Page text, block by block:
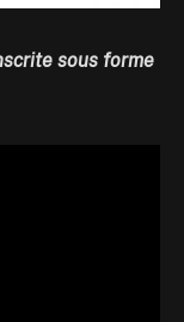
sous forme